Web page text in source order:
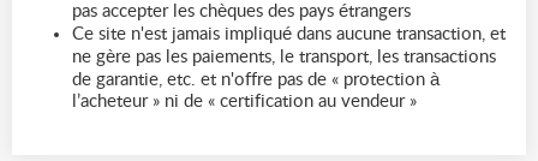
pas accepter les chèques des pays étrangers
Ce site n'est jamais impliqué dans aucune transaction, et
ne gère pas les paiements, le transport, les transactions
de garantie, etc. et n'offre pas de « protection à
l’acheteur » ni de « certification au vendeur »